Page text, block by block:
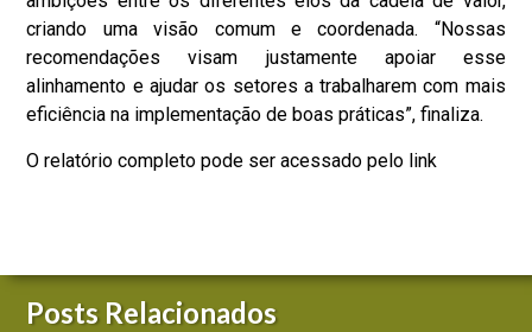
criando uma visão comum e coordenada. “Nossas
recomendações visam justamente apoiar esse
alinhamento e ajudar os setores a trabalharem com mais
eficiência na implementação de boas práticas”, finaliza.
O relatório completo pode ser acessado pelo link
Posts Relacionados